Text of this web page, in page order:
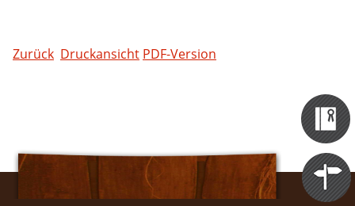
Themen
Portale
Zurück Druckansicht PDF-Version